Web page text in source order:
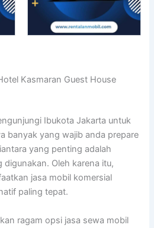
Kasmaran Guest House
Ibukota Jakarta untuk
banyak yang wajib anda prepare
yang penting adalah
Oleh karena itu,
jasa mobil komersial
paling tepat.
ragam opsi jasa sewa mobil